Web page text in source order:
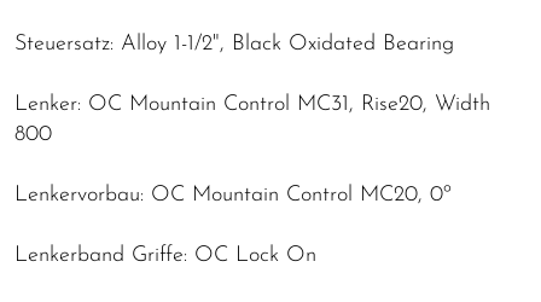
Steuersatz: Alloy 1-1/2", Black Oxidated Bearing
Lenker: OC Mountain Control MC31, Rise20, Width
800
Lenkervorbau: OC Mountain Control MC20, 0º
Lenkerband Griffe: OC Lock On